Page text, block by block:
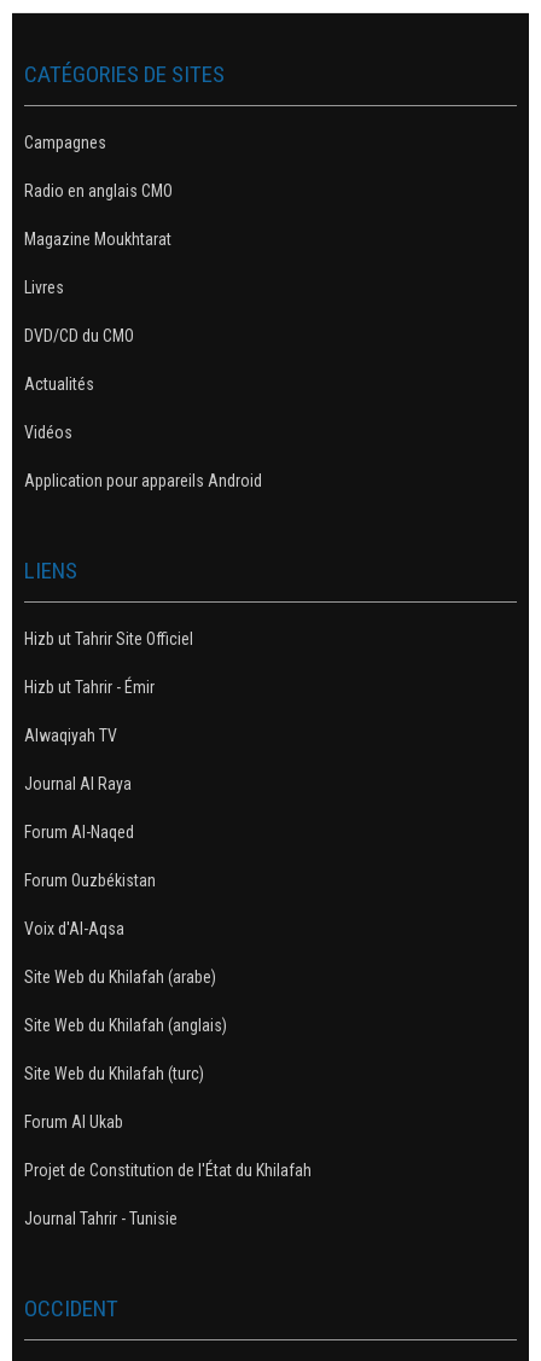
CATÉGORIES DE SITES
Campagnes
Radio en anglais CMO
Magazine Moukhtarat
Livres
DVD/CD du CMO
Actualités
Vidéos
Application pour appareils Android
LIENS
Hizb ut Tahrir Site Officiel
Hizb ut Tahrir - Émir
Alwaqiyah TV
Journal Al Raya
Forum Al-Naqed
Forum Ouzbékistan
Voix d'Al-Aqsa
Site Web du Khilafah (arabe)
Site Web du Khilafah (anglais)
Site Web du Khilafah (turc)
Forum Al Ukab
Projet de Constitution de l'État du Khilafah
Journal Tahrir - Tunisie
OCCIDENT